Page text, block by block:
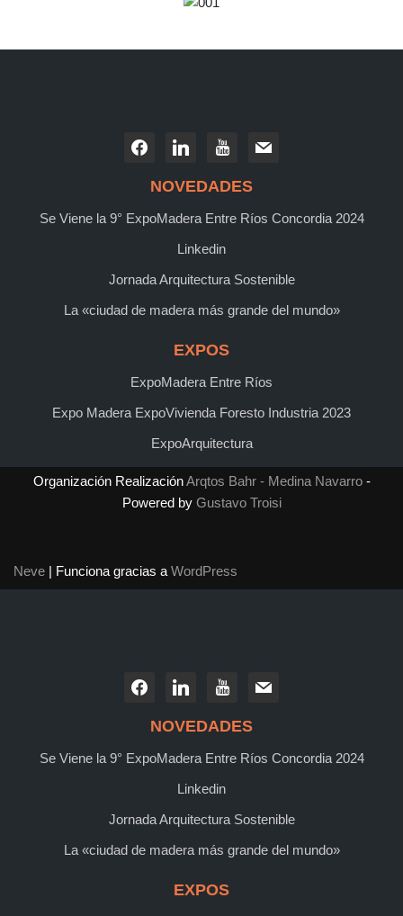
NOVEDADES
Se Viene la 9° ExpoMadera Entre Ríos Concordia 2024
Linkedin
Jornada Arquitectura Sostenible
La «ciudad de madera más grande del mundo»
EXPOS
ExpoMadera Entre Ríos
Expo Madera ExpoVivienda Foresto Industria 2023
ExpoArquitectura
Organización RealizaciónArqtos Bahr - Medina Navarro-
Powered by Gustavo Troisi
Neve | Funciona gracias a WordPress
NOVEDADES
Se Viene la 9° ExpoMadera Entre Ríos Concordia 2024
Linkedin
Jornada Arquitectura Sostenible
La «ciudad de madera más grande del mundo»
EXPOS